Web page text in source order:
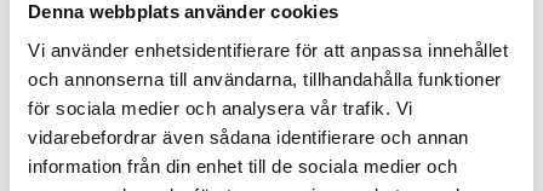
Denna webbplats använder cookies
Vi använder enhetsidentifierare för att anpassa innehållet
och annonserna till användarna, tillhandahålla funktioner
för sociala medier och analysera vår trafik. Vi
vidarebefordrar även sådana identifierare och annan
information från din enhet till de sociala medier och